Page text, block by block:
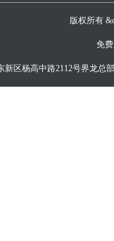
版权所有
免
新区杨高中路2112号界龙总